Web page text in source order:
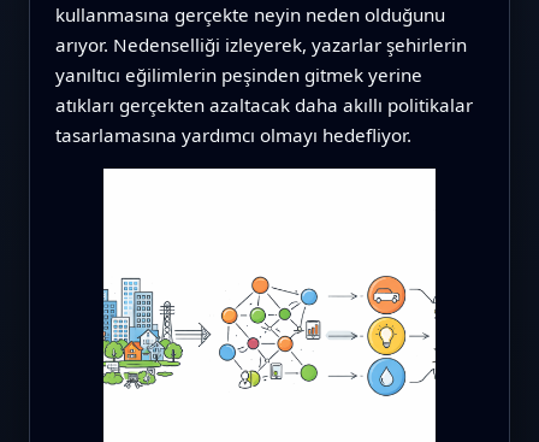
kullanmasına gerçekte neyin neden olduğunu
arıyor. Nedenselliği izleyerek, yazarlar şehirlerin
yanıltıcı eğilimlerin peşinden gitmek yerine
atıkları gerçekten azaltacak daha akıllı politikalar
tasarlamasına yardımcı olmayı hedefliyor.